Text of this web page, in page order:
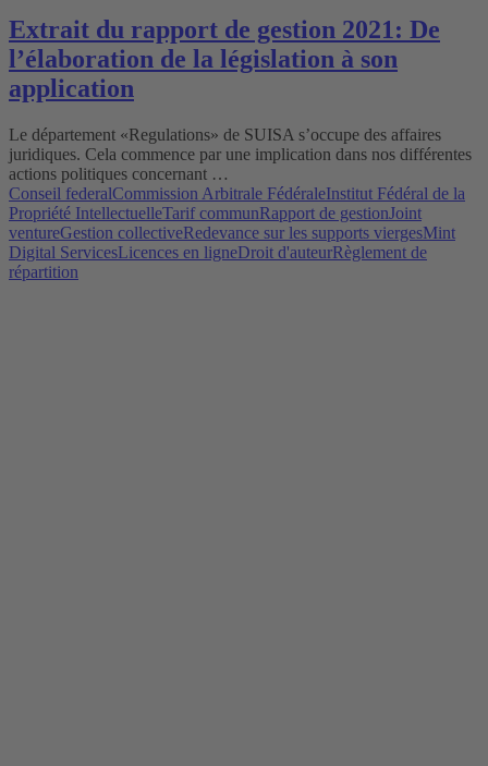
Extrait du rapport de gestion 2021: De
l’élaboration de la législation à son
application
Le département «Regulations» de SUISA s’occupe des affaires
juridiques. Cela commence par une implication dans nos différentes
actions politiques concernant …
Conseil federalCommission Arbitrale FédéraleInstitut Fédéral de la
Propriété IntellectuelleTarif communRapport de gestionJoint
ventureGestion collectiveRedevance sur les supports viergesMint
Digital ServicesLicences en ligneDroit d'auteurRèglement de
répartition